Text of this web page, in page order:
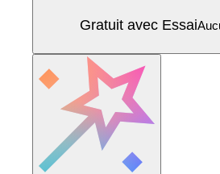
Gratuit avec Essai